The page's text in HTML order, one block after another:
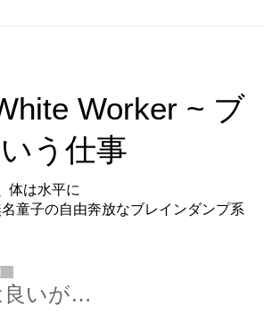
Worker ~ ブ
う仕事
体は水平に
童子の自由奔放なブレインダンプ系
良いが…